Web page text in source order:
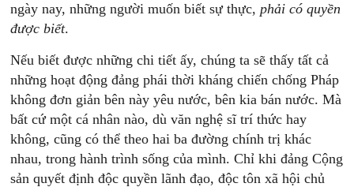
ngày nay, những người muốn biết sự thực,phải có quyền
được biết.
Nếu biết được những chi tiết ấy, chúng ta sẽ thấy tất cả
những hoạt động đảng phái thời kháng chiến chống Pháp
không đơn giản bên này yêu nước, bên kia bán nước. Mà
bất cứ một cá nhân nào, dù văn nghệ sĩ trí thức hay
không, cũng có thể theo hai ba đường chính trị khác
nhau, trong hành trình sống của mình. Chỉ khi đảng Cộng
sản quyết định độc quyền lãnh đạo, độc tôn xã hội chủ